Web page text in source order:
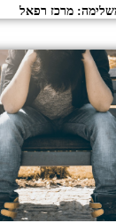
מרכז רפאל